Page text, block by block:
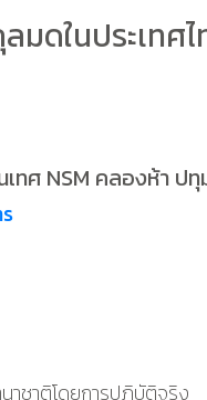
มดในประเท
ทศ NSM คลองห้า ปทุ
าชาติโดยการปฏิบัติจริง